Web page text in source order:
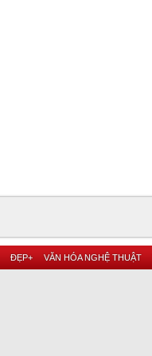
ĐẸP+ VĂN HÓA NGHỆ THUẬT